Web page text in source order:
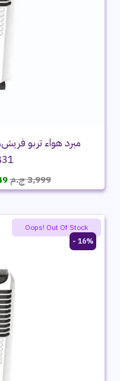
3,999ج.م
16% -
Oops! Out Of Stock
Summer product sale